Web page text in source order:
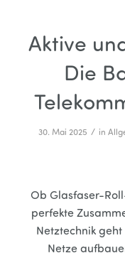
Aktive
Die
30. Mai 2025 / in
Ob Glasfaser-
perfekte
Netztechnik
Netze